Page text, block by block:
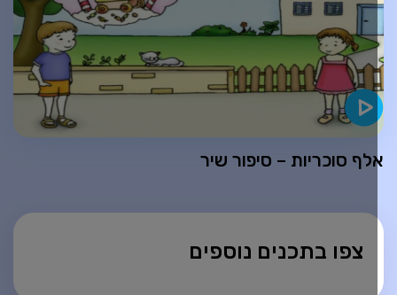
צפו בתכנים נוספים
סוכריות – סיפור שיר